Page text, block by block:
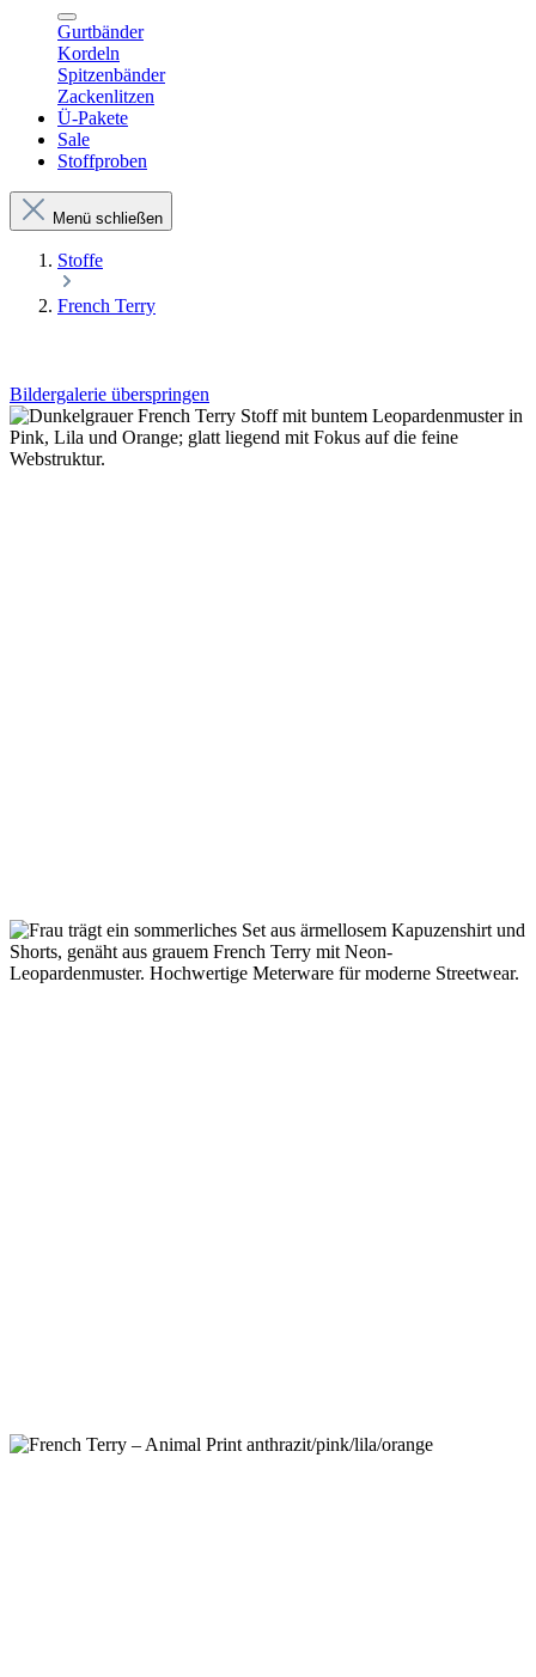
Gurtbänder
Kordeln
Spitzenbänder
Zackenlitzen
Ü-Pakete
Sale
Stoffproben
Menü schließen
Stoffe
French Terry
Bildergalerie überspringen